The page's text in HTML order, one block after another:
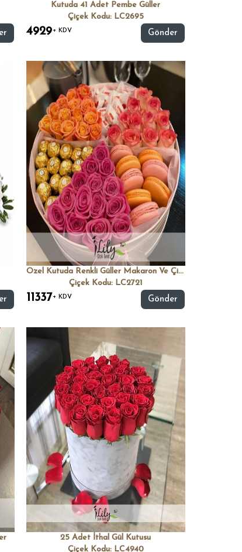
Kutuda 41 Adet Pembe Güller
Çiçek Kodu: LC2695
4929 + KDV Gönder
Ozel Kutuda Renkli Güller Makaron Ve Çikolatalar
Çiçek Kodu: LC2721
11337 + KDV Gönder
25 Adet İthal Gül Kutusu
Çiçek Kodu: LC4940